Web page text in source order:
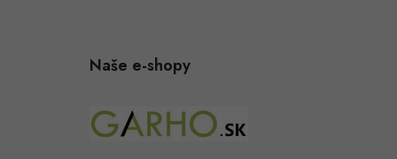
Naše e-shopy